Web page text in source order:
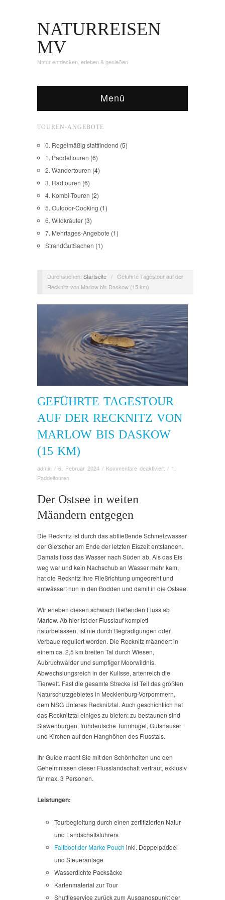
NATURREISEN
MV
Natur entdecken, erleben & genießen
Menü
TOUREN-ANGEBOTE
0. Regelmäßig stattfindend (5)
1. Paddeltouren (6)
2. Wandertouren (4)
3. Radtouren (6)
4. Kombi-Touren (2)
5. Outdoor-Cooking (1)
6. Wildkräuter (3)
7. Mehrtages-Angebote (1)
StrandGutSachen (1)
Durchsuchen: Startseite / Geführte Tagestour auf der
Recknitz von Marlow bis Daskow (15 km)
GEFÜHRTE TAGESTOUR
AUF DER RECKNITZ VON
MARLOW BIS DASKOW
(15 KM)
admin / 6. Februar 2024 / Kommentare deaktiviertfür
Marlow
bis
Daskow
km)
/ 1.
Paddeltouren
Der Ostsee in weiten
Mäandern entgegen
Die Recknitz ist durch das abfließende Schmelzwasser
der Gletscher am Ende der letzten Eiszeit entstanden.
Damals floss das Wasser nach Süden ab. Als das Eis
weg war und kein Nachschub an Wasser mehr kam,
hat die Recknitz ihre Fließrichtung umgedreht und
entwässert nun in den Bodden und damit in die Ostsee.
Wir erleben diesen schwach fließenden Fluss ab
Marlow. Ab hier ist der Flusslauf komplett
naturbelassen, ist nie durch Begradigungen oder
Verbaue reguliert worden. Die Recknitz mäandert in
einem ca. 2,5 km breiten Tal durch Wiesen,
Aubruchwälder und sumpfiger Moorwildnis.
Abwechslungsreich in der Kulisse, artenreich die
Tierwelt. Fast die gesamte Strecke ist Teil des größten
Naturschutzgebietes in Mecklenburg-Vorpommern,
dem NSG Unteres Recknitztal. Auch geschichtlich hat
das Recknitztal einiges zu bieten: zu bestaunen sind
Slawenburgen, frühdeutsche Turmhügel, Gutshäuser
und Kirchen auf den Hanghöhen des Flusstals.
Ihr Guide macht Sie mit den Schönheiten und den
Geheimnissen dieser Flusslandschaft vertraut, exklusiv
für max. 3 Personen.
Leistungen:
Tourbegleitung durch einen zertifizierten Natur-
und Landschaftsführers
Faltboot der Marke Pouch inkl. Doppelpaddel
und Steueranlage
Wasserdichte Packsäcke
Kartenmaterial zur Tour
Shuttleservice zurück zum Ausgangspunkt der